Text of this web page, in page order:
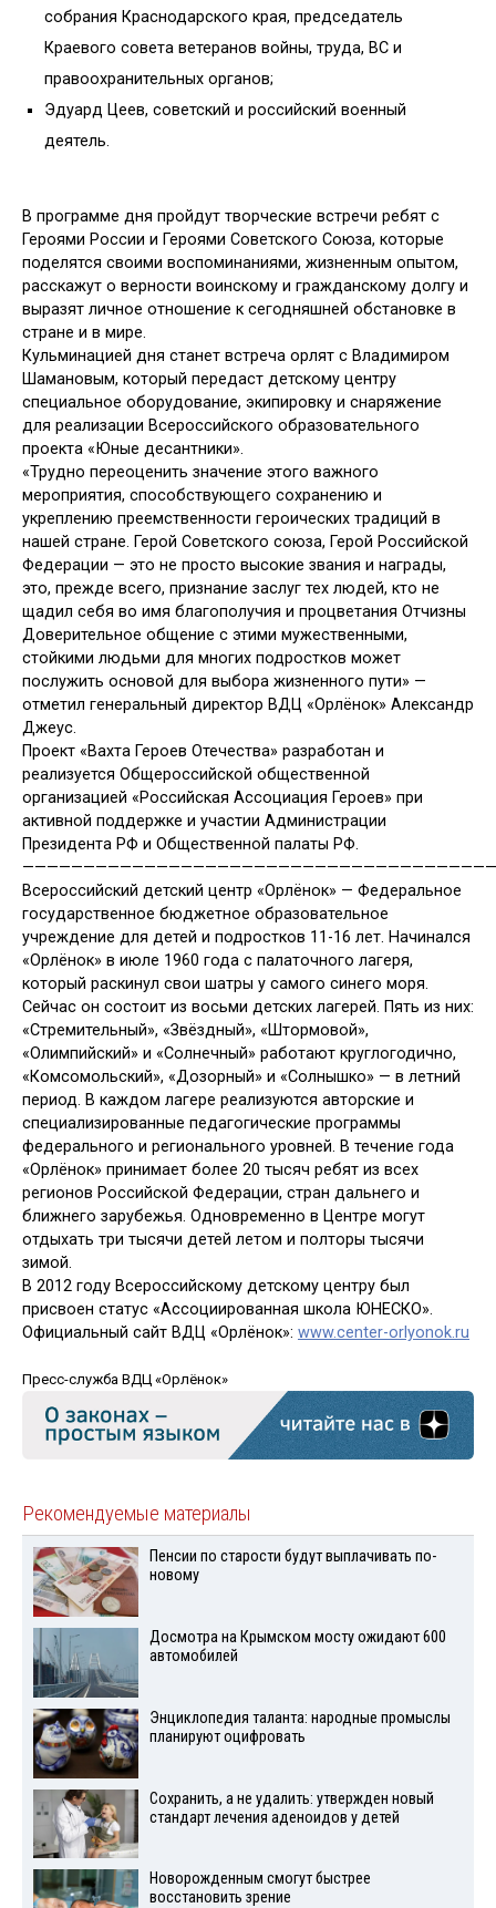
собрания Краснодарского края, председатель
Краевого совета ветеранов войны, труда, ВС и
правоохранительных органов;
Эдуард Цеев, советский и российский военный
деятель.
В программе дня пройдут творческие встречи ребят с
Героями России и Героями Советского Союза, которые
поделятся своими воспоминаниями, жизненным опытом,
расскажут о верности воинскому и гражданскому долгу и
выразят личное отношение к сегодняшней обстановке в
стране и в мире.
Кульминацией дня станет встреча орлят с Владимиром
Шамановым, который передаст детскому центру
специальное оборудование, экипировку и снаряжение
для реализации Всероссийского образовательного
проекта «Юные десантники».
«Трудно переоценить значение этого важного
мероприятия, способствующего сохранению и
укреплению преемственности героических традиций в
нашей стране. Герой Советского союза, Герой Российской
Федерации — это не просто высокие звания и награды,
это, прежде всего, признание заслуг тех людей, кто не
щадил себя во имя благополучия и процветания Отчизны
Доверительное общение с этими мужественными,
стойкими людьми для многих подростков может
послужить основой для выбора жизненного пути» —
отметил генеральный директор ВДЦ «Орлёнок» Александр
Джеус.
Проект «Вахта Героев Отечества» разработан и
реализуется Общероссийской общественной
организацией «Российская Ассоциация Героев» при
активной поддержке и участии Администрации
Президента РФ и Общественной палаты РФ.
Всероссийский детский центр «Орлёнок» — Федеральное
государственное бюджетное образовательное
учреждение для детей и подростков 11-16 лет. Начинался
«Орлёнок» в июле 1960 года с палаточного лагеря,
который раскинул свои шатры у самого синего моря.
Сейчас он состоит из восьми детских лагерей. Пять из них:
«Стремительный», «Звёздный», «Штормовой»,
«Олимпийский» и «Солнечный» работают круглогодично,
«Комсомольский», «Дозорный» и «Солнышко» — в летний
период. В каждом лагере реализуются авторские и
специализированные педагогические программы
федерального и регионального уровней. В течение года
«Орлёнок» принимает более 20 тысяч ребят из всех
регионов Российской Федерации, стран дальнего и
ближнего зарубежья. Одновременно в Центре могут
отдыхать три тысячи детей летом и полторы тысячи
зимой.
В 2012 году Всероссийскому детскому центру был
присвоен статус «Ассоциированная школа ЮНЕСКО».
Официальный сайт ВДЦ «Орлёнок»: www.сenter-orlyonok.ru
Пресс-служба ВДЦ «Орлёнок»
Рекомендуемые материалы
Пенсии по старости будут выплачивать по-
новому
Досмотра на Крымском мосту ожидают 600
автомобилей
Энциклопедия таланта: народные промыслы
планируют оцифровать
Сохранить, а не удалить: утвержден новый
стандарт лечения аденоидов у детей
Новорожденным смогут быстрее
восстановить зрение